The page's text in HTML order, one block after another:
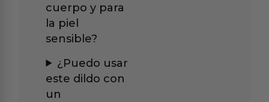
cuerpo y para
la piel
sensible?
¿Puedo usar
este dildo con
un